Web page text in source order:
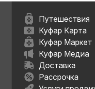
Путешествия
Куфар Карта
Куфар Маркет
Куфар Медиа
Доставка
Рассрочка